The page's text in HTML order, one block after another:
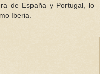
de España y Portugal, lo
Iberia.